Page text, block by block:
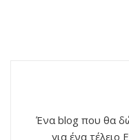
Ένα blog που θα
για ένα τέλειο